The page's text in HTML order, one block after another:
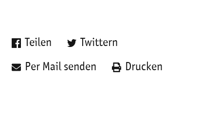
Teilen Twittern
Per Mail senden Drucken